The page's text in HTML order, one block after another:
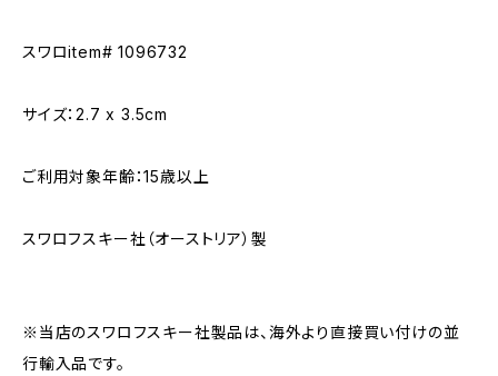
スワロitem# 1096732
サイズ：2.7 x 3.5cm
ご利用対象年齢：15歳以上
スワロフスキー社（オーストリア）製
※当店のスワロフスキー社製品は、海外より直接買い付けの並
行輸入品です。